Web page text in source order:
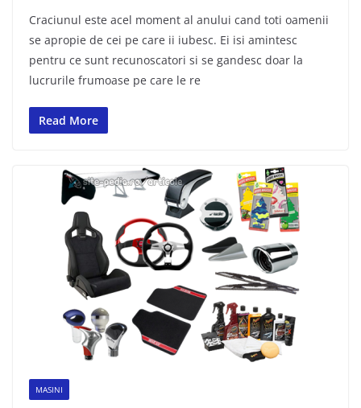
Craciunul este acel moment al anului cand toti oamenii
se apropie de cei pe care ii iubesc. Ei isi amintesc
pentru ce sunt recunoscatori si se gandesc doar la
lucrurile frumoase pe care le re
Read More
MASINI